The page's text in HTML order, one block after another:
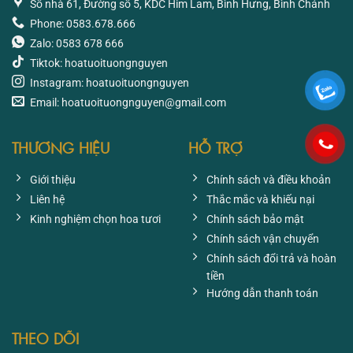
Số nhà 61, Đường số 5, KDC Him Lam, Bình Hưng, Bình Chánh
Phone: 0583.678.666
Zalo: 0583 678 666
Tiktok: hoatuoituongnguyen
Instagram: hoatuoituongnguyen
Email: hoatuoituongnguyen@gmail.com
THƯƠNG HIỆU
Giới thiệu
Liên hệ
Kinh nghiệm chọn hoa tươi
HỖ TRỢ
Chính sách và điều khoản
Thắc mắc và khiếu nại
Chính sách bảo mật
Chính sách vận chuyển
Chính sách đổi trả và hoàn
tiền
Hướng dẫn thanh toán
THEO DÕI